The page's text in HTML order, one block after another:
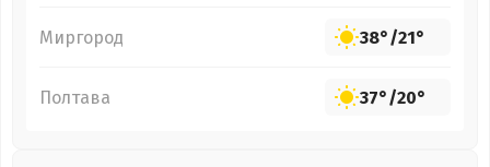
Миргород 38°/21°
Полтава 37°/20°